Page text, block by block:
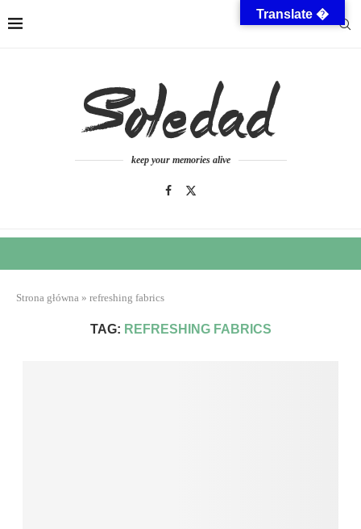
keep your memories alive
Strona główna » refreshing fabrics
TAG: REFRESHING FABRICS
Translate �